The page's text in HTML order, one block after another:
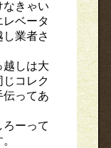
きゃい
ベータ
業者さ
しは大
コレク
ってあ
ーって